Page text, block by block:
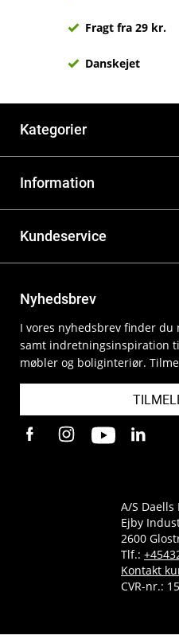
Fragt fra 29 kr.
Danskejet
Kategorier
Information
Kundeservice
Nyhedsbrev
I vores nyhedsbrev finder
samt indretningsinspiration
møbler og boliginteriør.
A/S Daells
Ejby
2600
Tlf.:
Kontakt
CVR-nr.: